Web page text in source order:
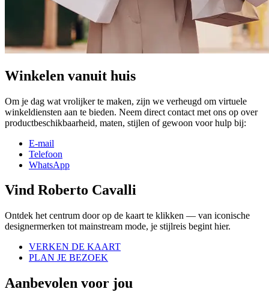
Winkelen vanuit huis
Om je dag wat vrolijker te maken, zijn we verheugd om virtuele
winkeldiensten aan te bieden. Neem direct contact met ons op over
productbeschikbaarheid, maten, stijlen of gewoon voor hulp bij:
E-mail
Telefoon
WhatsApp
Vind Roberto Cavalli
Ontdek het centrum door op de kaart te klikken — van iconische
designermerken tot mainstream mode, je stijlreis begint hier.
VERKEN DE KAART
PLAN JE BEZOEK
Aanbevolen voor jou